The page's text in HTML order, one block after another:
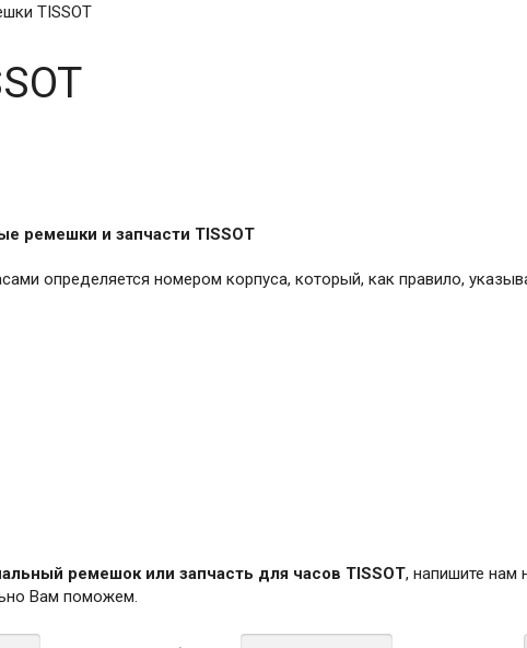
TISSOT
ремешки и запчасти TISSOT
определяется номером корпуса, который, как правило,
ремешок или запчасть для часов TISSOT, напишите нам
Вам поможем.